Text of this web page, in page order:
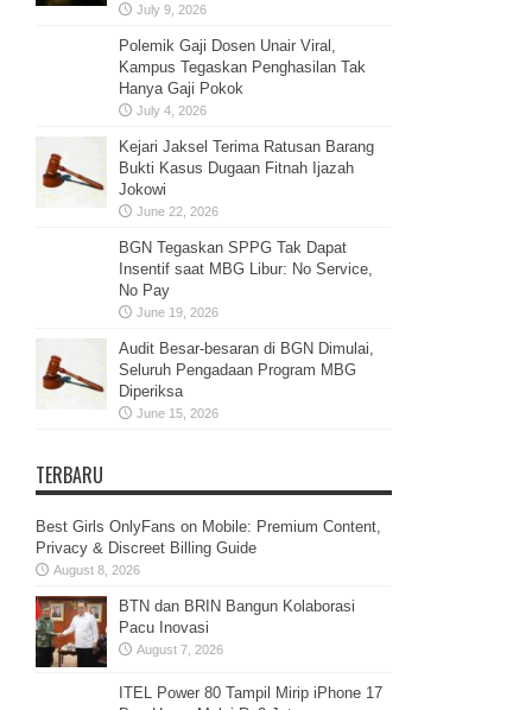
July 9, 2026
Polemik Gaji Dosen Unair Viral,
Kampus Tegaskan Penghasilan Tak
Hanya Gaji Pokok
July 4, 2026
Kejari Jaksel Terima Ratusan Barang
Bukti Kasus Dugaan Fitnah Ijazah
Jokowi
June 22, 2026
BGN Tegaskan SPPG Tak Dapat
Insentif saat MBG Libur: No Service,
No Pay
June 19, 2026
Audit Besar-besaran di BGN Dimulai,
Seluruh Pengadaan Program MBG
Diperiksa
June 15, 2026
TERBARU
Best Girls OnlyFans on Mobile: Premium Content,
Privacy & Discreet Billing Guide
August 8, 2026
BTN dan BRIN Bangun Kolaborasi
Pacu Inovasi
August 7, 2026
ITEL Power 80 Tampil Mirip iPhone 17